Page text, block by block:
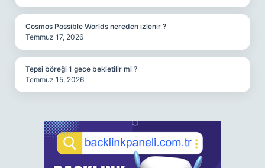
Cosmos Possible Worlds nereden izlenir ?
Temmuz 17, 2026
Tepsi böreği 1 gece bekletilir mi ?
Temmuz 15, 2026